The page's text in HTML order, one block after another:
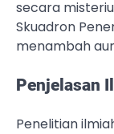
secara
Skuadron
menambah
Penjelasan
Penelitian